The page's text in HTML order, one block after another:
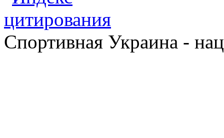
Спортивная Украина -